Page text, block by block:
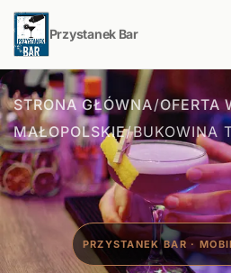
Przystanek Bar
STRONA GŁÓWNA/OFERTA
MAŁOPOLSKIE/BUKOWINA
PRZYSTANEK BAR ·